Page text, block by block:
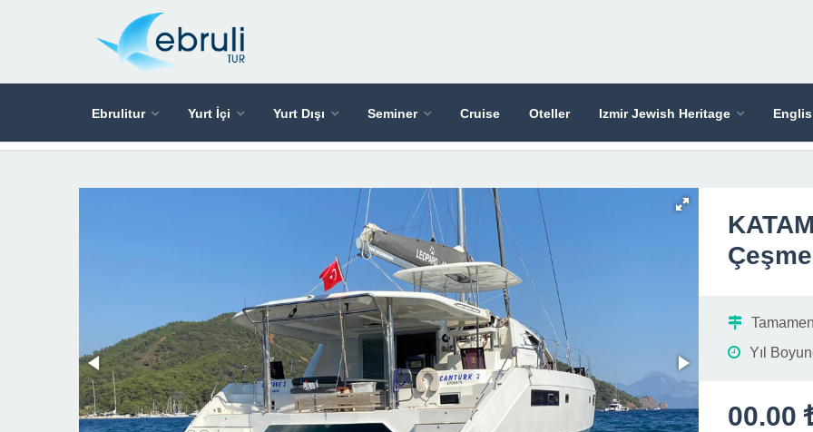
Ebrulitur Yurt İçi Yurt Dışı Seminer Cruise Oteller Izmir Jewish Heritage
Çeşme
Yıl
00.00